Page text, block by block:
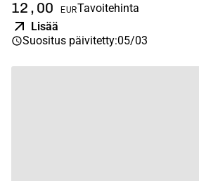
12,00 EURTavoitehinta
Lisää
Suositus päivitetty:05/03